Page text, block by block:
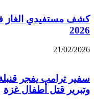
2026
21/02/2026
سفير ترامب يفجر
وتبرير قتل أطفال غزة